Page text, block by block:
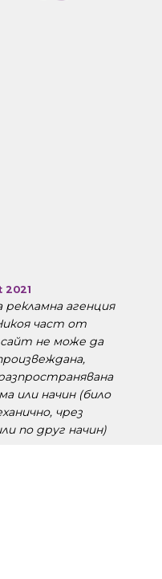
2021
рекламна агенция
част от
не може да
или начин (било
чрез
по друг начин)
изрично